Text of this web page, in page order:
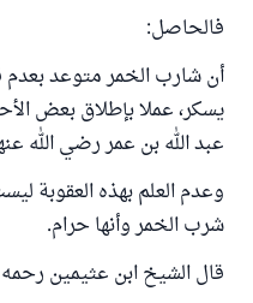
فالحاصل:
أن شارب الخمر متوعد
يسكر، عملا بإطلاق بعض
عبد الله بن عمر رضي الله
وعدم العلم بهذه العقوبة
شرب الخمر وأنها حرام.
قال الشيخ ابن عثيمين رحمه